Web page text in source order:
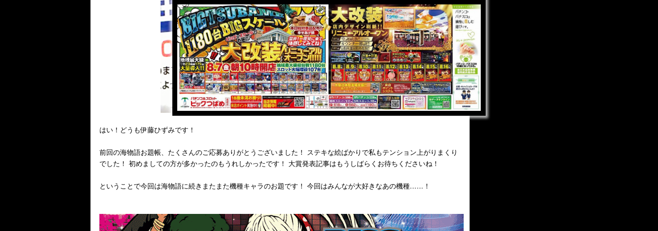
はい！どうも伊藤ひずみです！
前回の海物語お題帳、たくさんのご応募ありがとうございました！ ステキな絵ばかりで私もテンション上がりまくり
でした！ 初めましての方が多かったのもうれしかったです！ 大賞発表記事はもうしばらくお待ちくださいね！
ということで今回は海物語に続きまたまた機種キャラのお題です！ 今回はみんなが大好きなあの機種……！